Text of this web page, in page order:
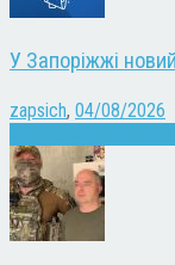
У Запоріжжі
zapsich, 04/08/2026